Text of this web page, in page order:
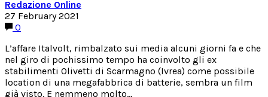
Redazione Online
27 February 2021
0
L’affare Italvolt, rimbalzato sui media alcuni giorni fa e che
nel giro di pochissimo tempo ha coinvolto gli ex
stabilimenti Olivetti di Scarmagno (Ivrea) come possibile
location di una megafabbrica di batterie, sembra un film
già visto. E nemmeno molto…